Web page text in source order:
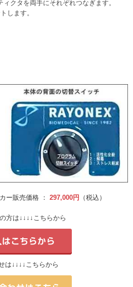
クタを両手にそれぞれつなぎます。
します。
ー販売価格 ： 297,000円 （税込）
方は↓↓↓↓こちらから
は↓↓↓↓こちらから